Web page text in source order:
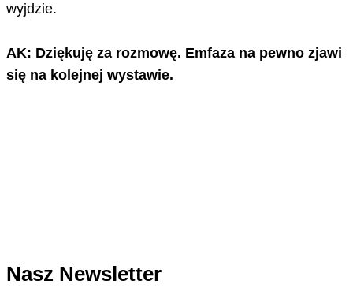
wyjdzie.
AK: Dziękuję za rozmowę. Emfaza na pewno zjawi
się na kolejnej wystawie.
Nasz Newsletter